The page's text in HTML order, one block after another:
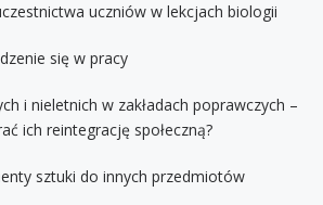
uczniów w lekcjach biologii
się w pracy
i nieletnich w zakładach poprawczych –
ich reintegrację społeczną?
sztuki do innych przedmiotów